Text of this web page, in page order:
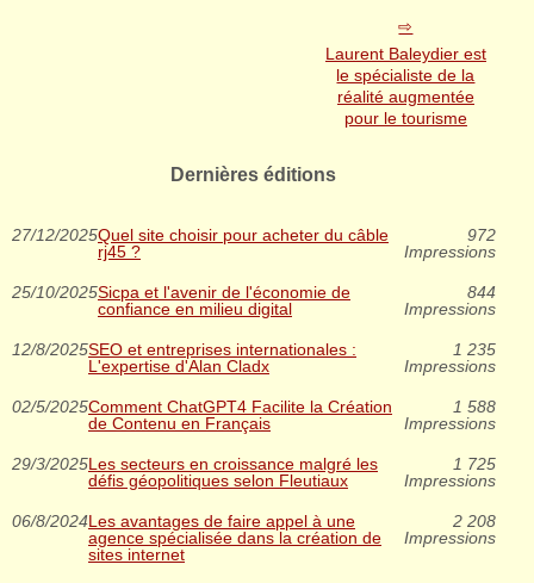
Laurent Baleydier est
le spécialiste de la
réalité augmentée
pour le tourisme
Dernières éditions
27/12/2025Quel site choisir pour acheter du câble
rj45 ?
972
Impressions
25/10/2025Sicpa et l'avenir de l'économie de
confiance en milieu digital
844
Impressions
12/8/2025SEO et entreprises internationales :
L'expertise d'Alan Cladx
1 235
Impressions
02/5/2025Comment ChatGPT4 Facilite la Création
de Contenu en Français
1 588
Impressions
29/3/2025Les secteurs en croissance malgré les
défis géopolitiques selon Fleutiaux
1 725
Impressions
06/8/2024Les avantages de faire appel à une
agence spécialisée dans la création de
sites internet
2 208
Impressions